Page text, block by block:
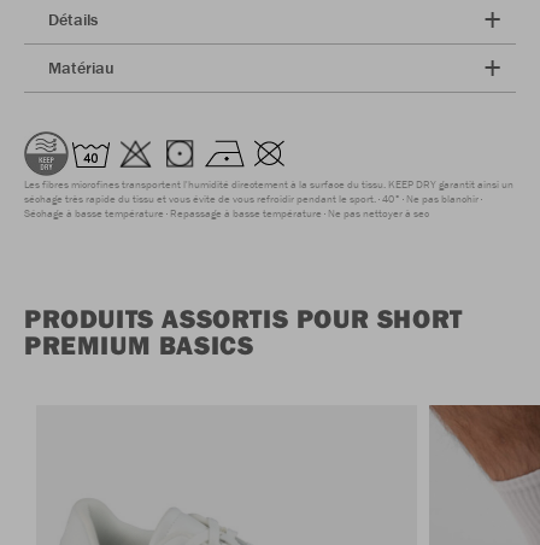
Détails
Matériau
Les fibres microfines transportent l'humidité directement à la surface du tissu. KEEP DRY garantit ainsi un
séchage très rapide du tissu et vous évite de vous refroidir pendant le sport. 40° Ne pas blanchir
Séchage à basse température Repassage à basse température Ne pas nettoyer à sec
PRODUITS ASSORTIS POUR SHORT
PREMIUM BASICS